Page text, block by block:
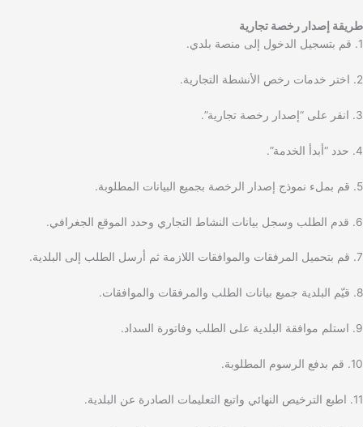
طريقة إصدار رخصة تجارية
1. قم بتسجيل الدخول إلى منصة بلدي.
2. اختر خدمات رخص الأنشطة التجارية.
3. انقر على “إصدار رخصة تجارية”.
4. حدد “أبدأ الخدمة”.
5. قم بملء نموذج إصدار الرخصة بجميع البيانات المطلوبة.
6. قدم الطلب وسجل بيانات النشاط التجاري وحدد الموقع الجغرافي.
7. قم بتحميل المرفقات والموافقات اللازمة ثم أرسل الطلب إلى البلدية.
8. قيّم البلدية جميع بيانات الطلب والمرفقات والموافقات.
9. استلم موافقة البلدية على الطلب وفاتورة السداد.
10. قم بدفع الرسوم المطلوبة.
11. اطبع الترخيص النهائي واتبع التعليمات الصادرة عن البلدية.